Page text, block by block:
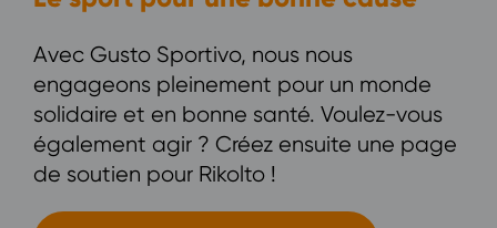
Avec Gusto Sportivo, nous nous
engageons pleinement pour un monde
solidaire et en bonne santé. Voulez-vous
également agir ? Créez ensuite une page
de soutien pour Rikolto !